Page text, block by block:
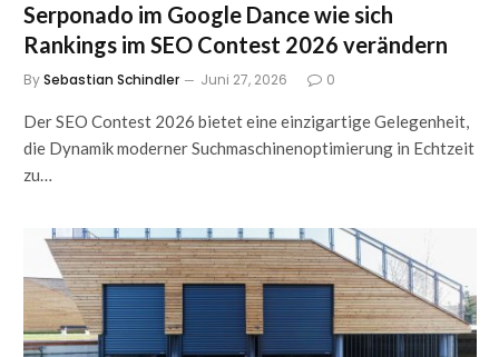
Serponado im Google Dance wie sich
Rankings im SEO Contest 2026 verändern
BySebastian Schindler Juni 27, 2026 0
Der SEO Contest 2026 bietet eine einzigartige Gelegenheit,
die Dynamik moderner Suchmaschinenoptimierung in Echtzeit
zu…